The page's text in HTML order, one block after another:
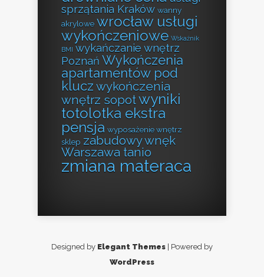
sprzątania Kraków wanny
akrylowe wrocław usługi
wykończeniowe Wskaźnik
BMI wykańczanie wnętrz
Poznań Wykończenia
apartamentów pod
klucz wykończenia
wnętrz sopotwyniki
totolotka ekstra
pensja wyposażenie wnętrz
sklep zabudowy wnęk
Warszawa tanio
zmiana materaca
Designed by Elegant Themes | Powered by
WordPress